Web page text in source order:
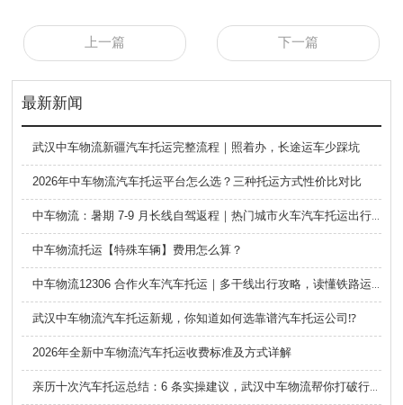
上一篇 下一篇
最新新闻
武汉中车物流新疆汽车托运完整流程｜照着办，长途运车少踩坑
2026年中车物流汽车托运平台怎么选？三种托运方式性价比对比
中车物流：暑期 7-9 月长线自驾返程｜热门城市火车汽车托运出行全攻略
中车物流托运【特殊车辆】费用怎么算？
中车物流12306 合作火车汽车托运｜多干线出行攻略，读懂铁路运车的优势与避坑要点
武汉中车物流汽车托运新规，你知道如何选靠谱汽车托运公司⁉️
2026年全新中车物流汽车托运收费标准及方式详解
亲历十次汽车托运总结：6 条实操建议，武汉中车物流帮你打破行业信息差